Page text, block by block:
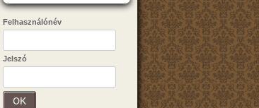
Felhasználónév
Jelszó
OK